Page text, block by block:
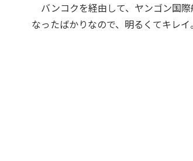
バンコクを経由して、ヤンゴン国
なったばかりなので、明るくてキレイ。